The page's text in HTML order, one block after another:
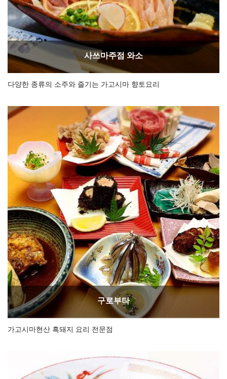
사쓰마주점 와소
다양한 종류의 소주와 즐기는 가고시마 향토요리
구로부타
가고시마현산 흑돼지 요리 전문점